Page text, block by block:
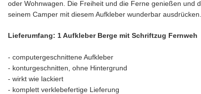
oder Wohnwagen. Die Freiheit und die Ferne genießen und
seinem Camper mit diesem Aufkleber wunderbar ausdrücken.
Lieferumfang: 1 Aufkleber Berge mit Schriftzug Fernweh
- computergeschnittene Aufkleber
- konturgeschnitten, ohne Hintergrund
- wirkt wie lackiert
- komplett verklebefertige Lieferung